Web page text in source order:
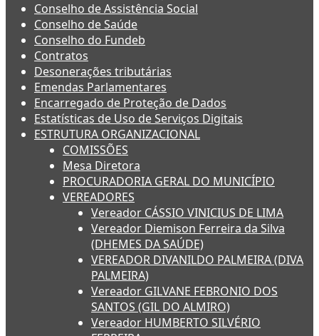
Conselho de Assistência Social
Conselho de Saúde
Conselho do Fundeb
Contratos
Desonerações tributárias
Emendas Parlamentares
Encarregado de Proteção de Dados
Estatísticas de Uso de Serviços Digitais
ESTRUTURA ORGANIZACIONAL
COMISSÕES
Mesa Diretora
PROCURADORIA GERAL DO MUNICÍPIO
VEREADORES
Vereador CÁSSIO VINICIUS DE LIMA
Vereador Diemison Ferreira da Silva
(DHEMES DA SAÚDE)
VEREADOR DIVANILDO PALMEIRA (DIVA
PALMEIRA)
Vereador GILVANE FEBRONIO DOS
SANTOS (GIL DO ALMIRO)
Vereador HUMBERTO SILVÉRIO